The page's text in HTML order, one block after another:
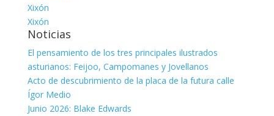
Xixón
Xixón
Noticias
El pensamiento de los tres principales ilustrados
asturianos: Feijoo, Campomanes y Jovellanos
Acto de descubrimiento de la placa de la futura calle
Ígor Medio
Junio 2026: Blake Edwards